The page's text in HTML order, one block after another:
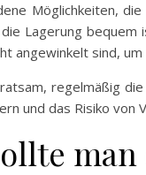
Möglichkeiten,
Lagerung bequem
angewinkelt sind,
regelmäßig
und das Risiko von